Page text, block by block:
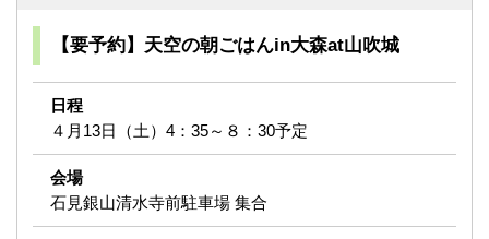
【要予約】天空の朝ごはんin大森at山吹城
日程
４月13日（土）4：35～８：30予定
会場
石見銀山清水寺前駐車場 集合